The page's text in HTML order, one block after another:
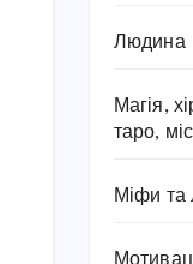
Людина
Магія,
таро,
Міфи та